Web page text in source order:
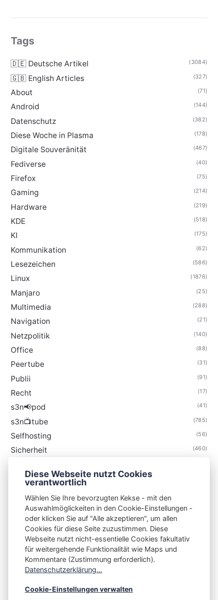
Tags
🇩🇪 Deutsche Artikel (3084)
🇬🇧 English Articles (327)
About (71)
Android (144)
Datenschutz (382)
Diese Woche in Plasma (178)
Digitale Souveränität (467)
Fediverse (40)
Firefox (75)
Gaming (214)
Hardware (219)
KDE (518)
KI (175)
Kommunikation (62)
Lesezeichen (586)
Linux (1876)
Manjaro (25)
Multimedia (288)
Navigation (21)
Netzpolitik (140)
Office (88)
Peertube (31)
Publii (91)
Recht (17)
s3n📢pod (41)
s3n📺tube (785)
Selfhosting (56)
Sicherheit (460)
Thunderbird
S3N🧩NET
Integrating Open-Source Blog Network (iOSBN)
Impressum
Kontakt
Diese Webseite nutzt Cookies
verantwortlich
Wählen Sie Ihre bevorzugten Kekse - mit den
Auswahlmöglickeiten in den Cookie-Einstellungen -
oder klicken Sie auf "Alle akzeptieren", um allen
Cookies für diese Seite zuzustimmen. Diese
Webseite nutzt nicht-essentielle Cookies fakultativ
für weitergehende Funktionalität wie Maps und
Kommentare (Zustimmung erforderlich).
Datenschutzerklärung...
Cookie-Einstellungen verwalten